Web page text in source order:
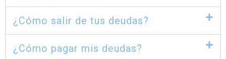
¿Cómo salir de tus deudas?
¿Cómo pagar mis deudas?